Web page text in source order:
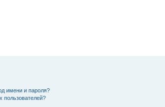
имени и пароля?
пользователей?